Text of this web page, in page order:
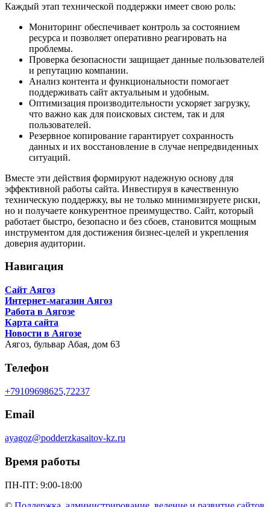
Каждый этап технической поддержки имеет свою роль:
Мониторинг обеспечивает контроль за состоянием
ресурса и позволяет оперативно реагировать на
проблемы.
Проверка безопасности защищает данные пользователей
и репутацию компании.
Анализ контента и функциональности помогает
поддерживать сайт актуальным и удобным.
Оптимизация производительности ускоряет загрузку,
что важно как для поисковых систем, так и для
пользователей.
Резервное копирование гарантирует сохранность
данных и их восстановление в случае непредвиденных
ситуаций.
Вместе эти действия формируют надежную основу для
эффективной работы сайта. Инвестируя в качественную
техническую поддержку, вы не только минимизируете риски,
но и получаете конкурентное преимущество. Сайт, который
работает быстро, безопасно и без сбоев, становится мощным
инструментом для достижения бизнес-целей и укрепления
доверия аудитории.
Навигация
Сайт Аягоз
Интернет-магазин Аягоз
Работа в Аягозе
Карта сайта
Новости в Аягозе
Аягоз, бульвар Абая, дом 63
Телефон
+79109698625,72237
Email
ayagoz@podderzkasaitov-kz.ru
Время работы
ПН-ПТ: 9:00-18:00